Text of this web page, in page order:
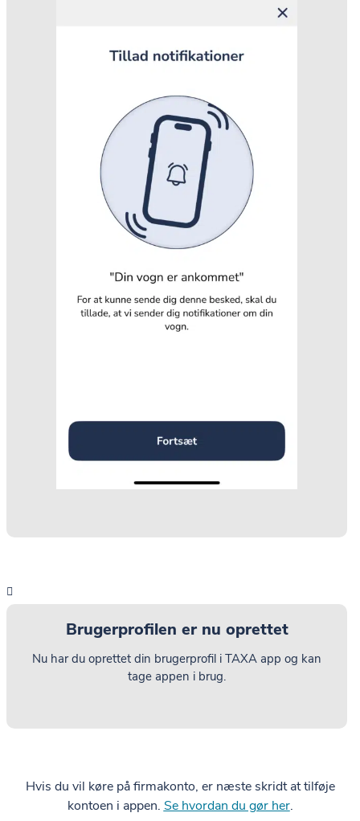
Brugerprofilen er nu oprettet
Nu har du oprettet din brugerprofil i TAXA app og kan
tage appen i brug.
Hvis du vil køre på firmakonto, er næste skridt at tilføje
kontoen i appen. Se hvordan du gør her.